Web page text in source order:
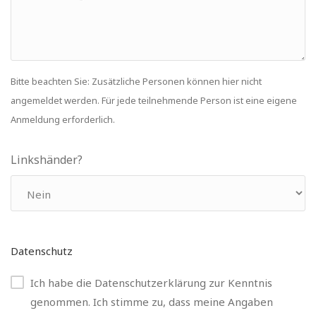
Bitte beachten Sie: Zusätzliche Personen können hier nicht
angemeldet werden. Für jede teilnehmende Person ist eine eigene
Anmeldung erforderlich.
Linkshänder?
Datenschutz
Ich habe die Datenschutzerklärung zur Kenntnis
genommen. Ich stimme zu, dass meine Angaben